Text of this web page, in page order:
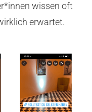
wissen oft
erwartet.